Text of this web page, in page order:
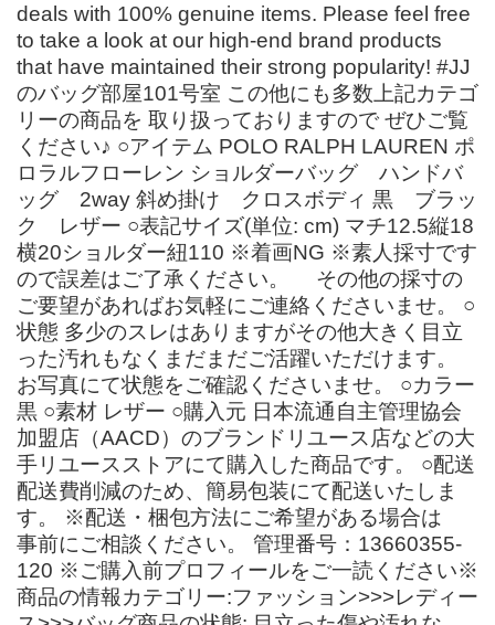
deals with 100% genuine items. Please feel free
to take a look at our high-end brand products
that have maintained their strong popularity! #JJ
のバッグ部屋101号室 この他にも多数上記カテゴ
リーの商品を 取り扱っておりますので ぜひご覧
ください♪ ○アイテム POLO RALPH LAUREN ポ
ロラルフローレン ショルダーバッグ ハンドバ
ッグ 2way 斜め掛け クロスボディ 黒 ブラッ
ク レザー ○表記サイズ(単位: cm) マチ12.5縦18
横20ショルダー紐110 ※着画NG ※素人採寸です
ので誤差はご了承ください。 その他の採寸の
ご要望があればお気軽にご連絡くださいませ。 ○
状態 多少のスレはありますがその他大きく目立
った汚れもなくまだまだご活躍いただけます。
お写真にて状態をご確認くださいませ。 ○カラー
黒 ○素材 レザー ○購入元 日本流通自主管理協会
加盟店（AACD）のブランドリユース店などの大
手リユースストアにて購入した商品です。 ○配送
配送費削減のため、簡易包装にて配送いたしま
す。 ※配送・梱包方法にご希望がある場合は
事前にご相談ください。 管理番号：13660355-
120 ※ご購入前プロフィールをご一読ください※
商品の情報カテゴリー:ファッション>>>レディー